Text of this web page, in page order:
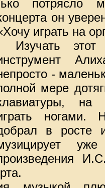
потрясло
он
играть на
Изучать
-
мере
на
в росте
И.